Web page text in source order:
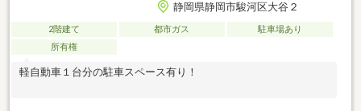
静岡県静岡市駿河区大谷２
2階建て 都市ガス
駐車場あり
所有権
軽自動車１台分の駐車スペース有り！